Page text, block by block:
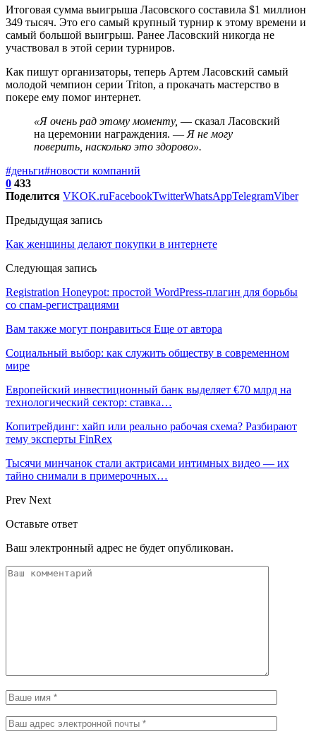
Итоговая сумма выигрыша Ласовского составила $1 миллион
349 тысяч. Это его самый крупный турнир к этому времени и
самый большой выигрыш. Ранее Ласовский никогда не
участвовал в этой серии турниров.
Как пишут организаторы, теперь Артем Ласовский самый
молодой чемпион серии Triton, а прокачать мастерство в
покере ему помог интернет.
«Я очень рад этому моменту, — сказал Ласовский
на церемонии награждения. — Я не могу
поверить, насколько это здорово».
#деньги#новости компаний
0 433
Поделится VKOK.ruFacebookTwitterWhatsAppTelegramViber
Предыдущая запись
Как женщины делают покупки в интернете
Следующая запись
Registration Honeypot: простой WordPress-плагин для борьбы
со спам-регистрациями
Вам также могут понравиться Еще от автора
Социальный выбор: как служить обществу в современном
мире
Европейский инвестиционный банк выделяет €70 млрд на
технологический сектор: ставка…
Копитрейдинг: хайп или реально рабочая схема? Разбирают
тему эксперты FinRex
Тысячи минчанок стали актрисами интимных видео — их
тайно снимали в примерочных…
Prev Next
Оставьте ответ
Ваш электронный адрес не будет опубликован.